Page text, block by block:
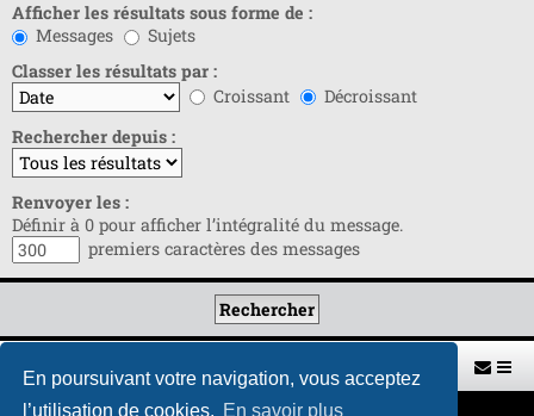
En poursuivant votre navigation, vous acceptez
l’utilisation de cookies. En savoir plus
Afficher les résultats sous forme de :
Messages
Sujets
Classer les résultats par :
Croissant
Décroissant
Rechercher depuis :
Renvoyer les :
Définir à 0 pour afficher l’intégralité du message.
premiers caractères des messages
Retour vers le site U.A.G.R. Index du forum